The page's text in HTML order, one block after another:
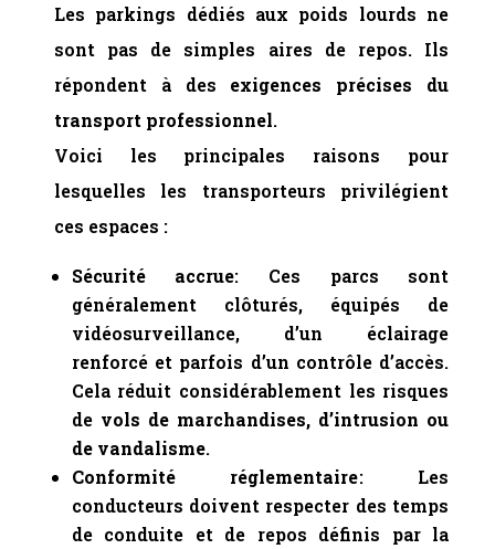
Les parkings dédiés aux poids lourds ne
sont pas de simples aires de repos. Ils
répondent à des exigences précises du
transport professionnel.
Voici les principales raisons pour
lesquelles les transporteurs privilégient
ces espaces :
Sécurité accrue: Ces parcs sont
généralement clôturés, équipés de
vidéosurveillance, d’un éclairage
renforcé et parfois d’un contrôle d’accès.
Cela réduit considérablement les risques
de vols de marchandises, d’intrusion ou
de vandalisme.
Conformité réglementaire: Les
conducteurs doivent respecter des temps
de conduite et de repos définis par la